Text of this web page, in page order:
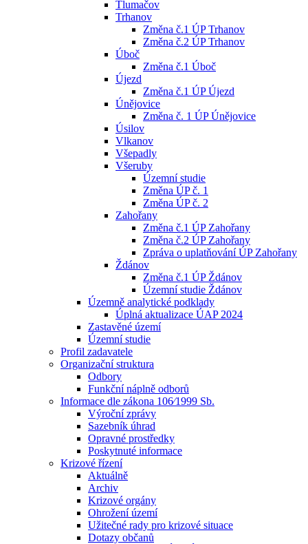
Tlumačov
Trhanov
Změna č.1 ÚP Trhanov
Změna č.2 ÚP Trhanov
Úboč
Změna č.1 Úboč
Újezd
Změna č.1 ÚP Újezd
Únějovice
Změna č. 1 ÚP Únějovice
Úsilov
Vlkanov
Všepadly
Všeruby
Územní studie
Změna ÚP č. 1
Změna ÚP č. 2
Zahořany
Změna č.1 ÚP Zahořany
Změna č.2 ÚP Zahořany
Zpráva o uplatňování ÚP Zahořany
Ždánov
Změna č.1 ÚP Ždánov
Územní studie Ždánov
Územně analytické podklady
Úplná aktualizace ÚAP 2024
Zastavěné území
Územní studie
Profil zadavatele
Organizační struktura
Odbory
Funkční náplně odborů
Informace dle zákona 106⁄1999 Sb.
Výroční zprávy
Sazebník úhrad
Opravné prostředky
Poskytnuté informace
Krizové řízení
Aktuálně
Archiv
Krizové orgány
Ohrožení území
Užitečné rady pro krizové situace
Dotazy občanů